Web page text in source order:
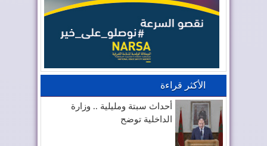
الأكثر قراءة
أحداث سبتة ومليلية .. وزارة
الداخلية توضح